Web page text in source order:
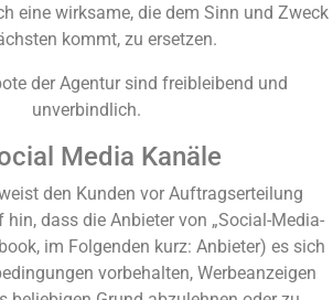
eine wirksame, die dem Sinn und Zweck
kommt, zu ersetzen.
der Agentur sind freibleibend und
unverbindlich.
Media Kanäle
den Kunden vor Auftragserteilung
dass die Anbieter von „Social-Media-
im Folgenden kurz: Anbieter) es sich
vorbehalten, Werbeanzeigen